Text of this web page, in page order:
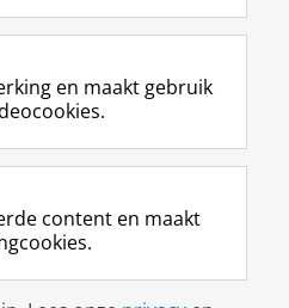
F
a
e
b
o
p
a
i
L
i
k
e
I
-
p
g
R
S
-
f
e
R
k
I
n
t
r
m
c
Y
o
T
e
k
a
en maakt gebruik
content en maakt